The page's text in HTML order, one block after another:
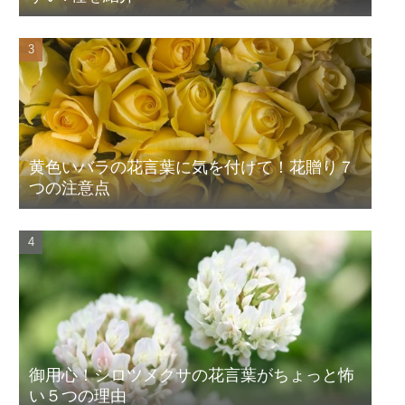
黄色いバラの花言葉に気を付けて！花贈り７
つの注意点
御用心！シロツメクサの花言葉がちょっと怖
い５つの理由